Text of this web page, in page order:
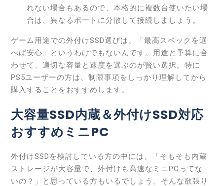
れない場合もあるので、本格的に複数台使いたい場
合は、異なるポートに分散して接続しましょう。
ゲーム用途での外付けSSD選びは、「最高スペックを選
べば安心」というわけでもないんです。用途と予算に合
わせて、適切な容量と速度を選ぶのが賢い選択。特に
PS5ユーザーの方は、制限事項をしっかり理解してから
購入することをおすすめします。
大容量SSD内蔵＆外付けSSD対応
おすすめミニPC
外付けSSDを検討している方の中には、「そもそも内蔵
ストレージが大容量で、外付けも高速なミニPCってな
いの？」と思っている方もいるでしょう。そんな欲張り